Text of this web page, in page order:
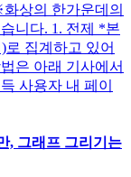
상의 한가운데의
니다. 1. 전제 *본
집계하고 있어
은 아래 기사에서
사용자 내 페이
, 그래프 그리기는